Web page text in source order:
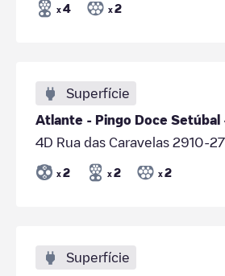
x 4 x 2
Superfície
Atlante - Pingo Doce Setúbal
4D Rua das Caravelas 2910-
x 2 x 2 x 2
Superfície